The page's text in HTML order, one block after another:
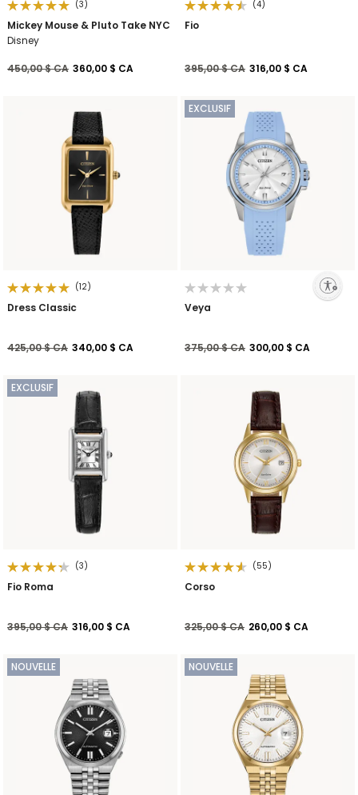
Enable accessibility
(3)
Mickey Mouse & Pluto Take NYC
Disney
Prix réduit de
450,00 $ CAà360,00 $ CA
(4)
Fio
Prix réduit de
395,00 $ CAà316,00 $ CA
(12)
Dress Classic
Prix réduit de
425,00 $ CAà340,00 $ CA
EXCLUSIF
Veya
Prix réduit de
375,00 $ CAà300,00 $ CA
EXCLUSIF
(3)
Fio Roma
Prix réduit de
395,00 $ CAà316,00 $ CA
(55)
Corso
Prix réduit de
325,00 $ CAà260,00 $ CA
NOUVELLE NOUVELLE